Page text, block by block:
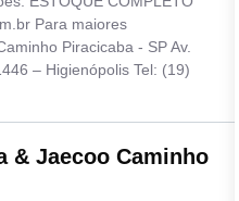
Para maiores
Piracicaba - SP Av.
– Higienópolis Tel: (19)
& Jaecoo Caminho